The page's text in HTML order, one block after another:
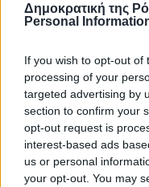
Δημοκρατική της
Personal
If you wish to opt-out of
processing of your
targeted advertising by
section to confirm your
opt-out request is
interest-based ads
us or personal
your opt-out. You may